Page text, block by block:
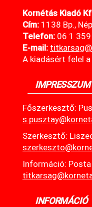
Kornétás Kiadó
Cím: 1138 Bp.,
Telefon: 06 1
E-mail:
A kiadásért felel
IMPRESSZUM
Főszerkesztő:
Szerkesztő:
Információ: Posta
INFORMÁCIÓ